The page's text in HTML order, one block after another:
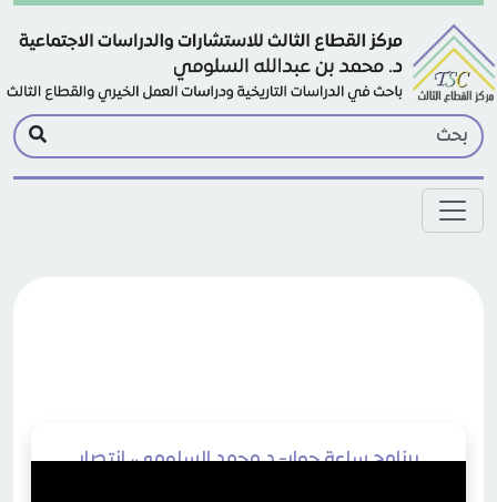
Skip to main content
برنامج ساعة حوار- د محمد السلومي، انتصار